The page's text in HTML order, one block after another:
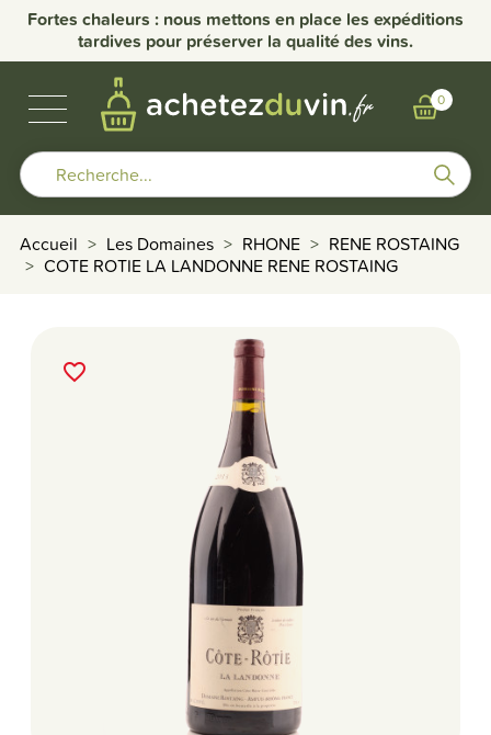
Fortes chaleurs : nous mettons en place les expéditions
tardives pour préserver la qualité des vins.
0
VINS DE BOURGOGNE
NOS DOMAINES
AUTRES RÉGIONS
BULLES & SPIRITUEUX
Accueil Les Domaines RHONE
RENE ROSTAING
COTE ROTIE LA LANDONNE RENE ROSTAING
favorite_border